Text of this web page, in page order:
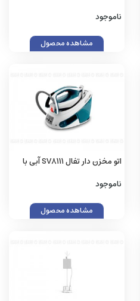
ناموجود
مشاهده محصول
اتو مخزن دار تفال SV8111 آبی با
ناموجود
مشاهده محصول